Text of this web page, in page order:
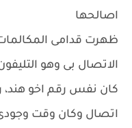
اصالحها
ظهرت قدامى المكالمات
الاتصال بى وهو
كان نفس رقم اخو هند،
اتصال وكان وقت